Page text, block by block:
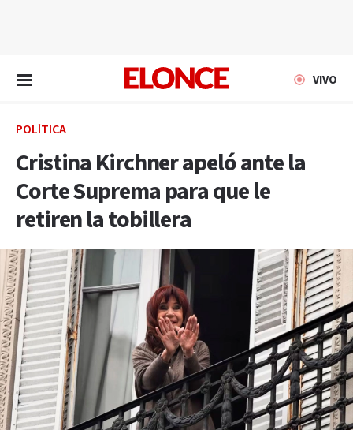
VIVO
POLÍTICA
Cristina Kirchner apeló ante la
Corte Suprema para que le
retiren la tobillera